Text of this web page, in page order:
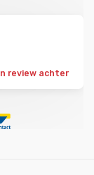
review achter